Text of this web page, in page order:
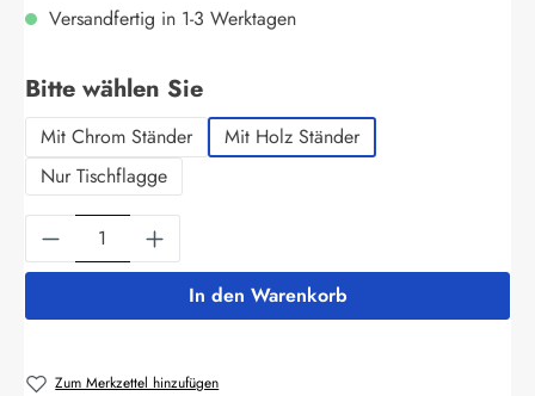
Versandfertig in 1-3 Werktagen
Bitte wählen Sieauswählen
Mit Chrom Ständer
Mit Holz Ständer
Nur Tischflagge
Produkt Anzahl: Gib den gewünschten
In den Warenkorb
Zum Merkzettel hinzufügen